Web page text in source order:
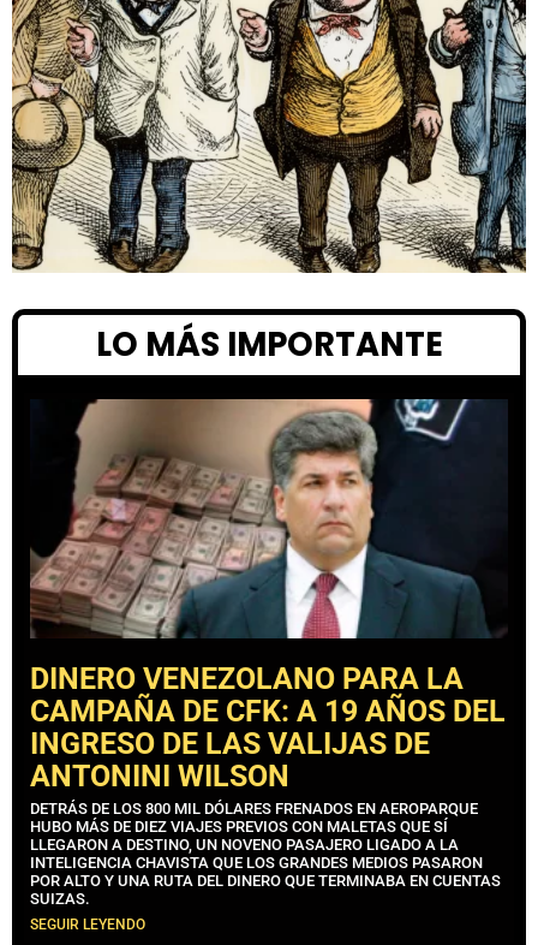
LO MÁS IMPORTANTE
DINERO VENEZOLANO PARA LA
CAMPAÑA DE CFK: A 19 AÑOS DEL
INGRESO DE LAS VALIJAS DE
ANTONINI WILSON
DETRÁS DE LOS 800 MIL DÓLARES FRENADOS EN AEROPARQUE
HUBO MÁS DE DIEZ VIAJES PREVIOS CON MALETAS QUE SÍ
LLEGARON A DESTINO, UN NOVENO PASAJERO LIGADO A LA
INTELIGENCIA CHAVISTA QUE LOS GRANDES MEDIOS PASARON
POR ALTO Y UNA RUTA DEL DINERO QUE TERMINABA EN CUENTAS
SUIZAS.
SEGUIR LEYENDO